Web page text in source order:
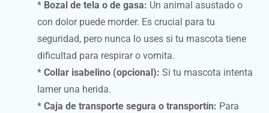
* Bozal de tela o de gasa: Un animal asustado o
con dolor puede morder. Es crucial para tu
seguridad, pero nunca lo uses si tu mascota tiene
dificultad para respirar o vomita.
*Collar isabelino (opcional): Si tu mascota intenta
lamer una herida.
*Caja de transporte segura o transportín: Para